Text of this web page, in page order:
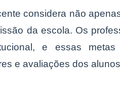
considera não
da escola. Os
e essas
e avaliações dos